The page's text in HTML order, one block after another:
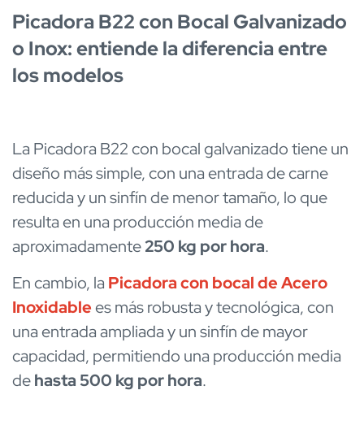
Picadora B22 con Bocal Galvanizado
o Inox: entiende la diferencia entre
los modelos
La Picadora B22 con bocal galvanizado tiene un
diseño más simple, con una entrada de carne
reducida y un sinfín de menor tamaño, lo que
resulta en una producción media de
aproximadamente250 kg por hora.
En cambio, la Picadora con bocal de Acero
Inoxidablees más robusta y tecnológica, con
una entrada ampliada y un sinfín de mayor
capacidad, permitiendo una producción media
dehasta 500 kg por hora.